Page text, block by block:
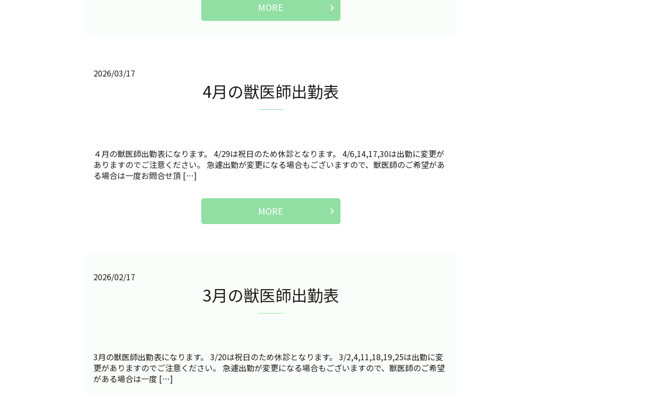
MORE
2026/03/17
4月の獣医師出勤表
４月の獣医師出勤表になります。 4/29は祝日のため休診となります。 4/6,14,17,30は出勤に変更が
ありますのでご注意ください。 急遽出勤が変更になる場合もございますので、獣医師のご希望があ
る場合は一度お問合せ頂 […]
MORE
2026/02/17
3月の獣医師出勤表
3月の獣医師出勤表になります。 3/20は祝日のため休診となります。 3/2,4,11,18,19,25は出勤に変
更がありますのでご注意ください。 急遽出勤が変更になる場合もございますので、獣医師のご希望
がある場合は一度 […]